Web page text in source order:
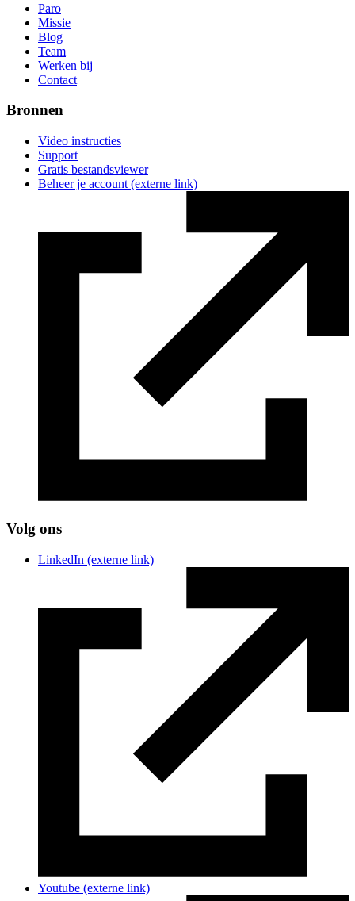
Paro
Missie
Blog
Team
Werken bij
Contact
Bronnen
Video instructies
Support
Gratis bestandsviewer
Beheer je account (externe link)
Volg ons
LinkedIn (externe link)
Youtube (externe link)